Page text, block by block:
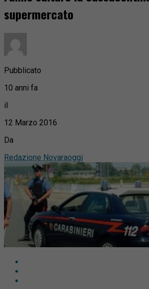
supermercato
Pubblicato
10 anni fa
il
12 Marzo 2016
Da
Redazione Novaraoggi